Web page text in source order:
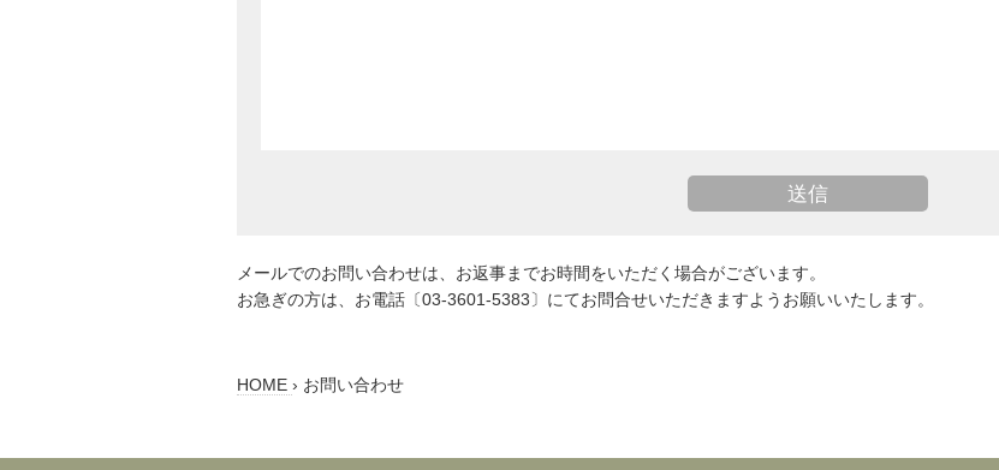
メールでのお問い合わせは、お返事までお時間をいただく場合がございます。
お急ぎの方は、お電話〔03-3601-5383〕にてお問合せいただきますようお願いいたします。
HOME › お問い合わせ